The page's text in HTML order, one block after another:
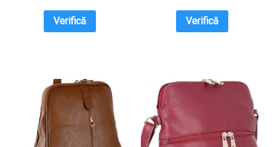
Verifică Verifică